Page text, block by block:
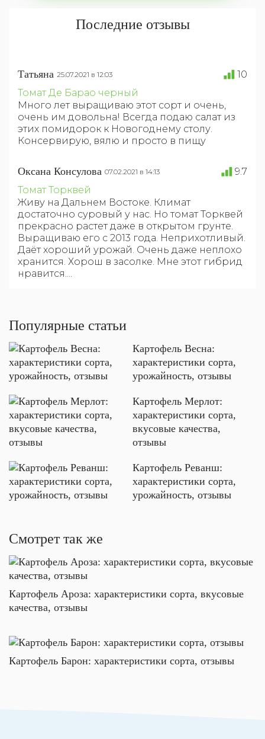
Последние отзывы
Татьяна 25.07.2021 в 12:03
10
Томат Де Барао черный
Много лет выращиваю этот сорт и очень,
очень им довольна! Всегда подаю салат из
этих помидорок к Новогоднему столу.
Консервирую, вялю и просто в пищу
Оксана Консулова 07.02.2021 в 14:13
9.7
Томат Торквей
Живу на Дальнем Востоке. Климат
достаточно суровый у нас. Но томат Торквей
прекрасно растет даже в открытом грунте.
Выращиваю его с 2013 года. Неприхотливый.
Даёт хороший урожай. Очень даже неплохо
хранится. Хорош в засолке. Мне этот гибрид
нравится....
Популярные статьи
Картофель Весна:
характеристики сорта,
урожайность, отзывы
Картофель Мерлот:
характеристики сорта,
вкусовые качества,
отзывы
Картофель Реванш:
характеристики сорта,
урожайность, отзывы
Смотрет так же
Картофель Ароза: характеристики сорта, вкусовые
качества, отзывы
Картофель Барон: характеристики сорта, отзывы